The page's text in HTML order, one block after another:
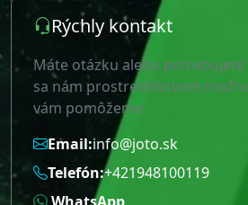
Rýchly kontakt
Máte otázku alebo potrebujete
sa nám prostredníctvom
vám pomôžeme.
Email:info@joto.sk
Telefón:+421948100119